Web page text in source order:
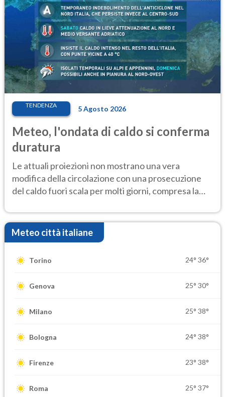
TENDENZA 5 Agosto 2026
Meteo, l'ondata di caldo si conferma
duratura
Le attuali proiezioni non mostrano una vera
modifica della circolazione con una prosecuzione
del caldo fuori scala per molti giorni, compresa la
Meteo città italiane
Torino 24° 36°
Genova 25° 30°
Milano 25° 38°
Bologna 24° 38°
Firenze 23° 38°
Roma 25° 37°